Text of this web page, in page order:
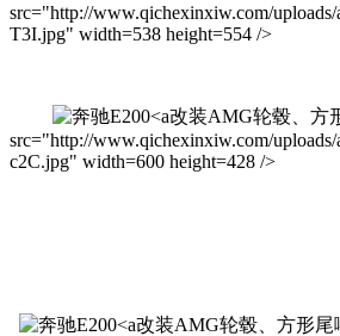
src="http://www.qichexinxiw.com/
T3I.jpg" width=538 height=554 />
改装AMG轮毂、方
src="http://www.qichexinxiw.com/
c2C.jpg" width=600 height=428 />
改装AMG轮毂、方形尾